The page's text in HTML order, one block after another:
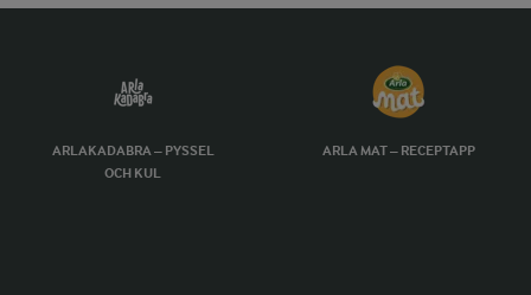
ARLAKADABRA – PYSSEL
OCH KUL
ARLA MAT – RECEPTAPP